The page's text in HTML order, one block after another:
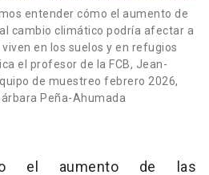
entender cómo el aumento de
cambio climático podría afectar a
en los suelos y en refugios
el profesor de la FCB, Jean-
de muestreo febrero 2026,
Peña-Ahumada
el aumento de las